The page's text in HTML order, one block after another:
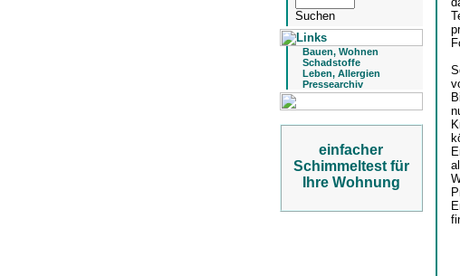
Bauen, Wohnen
Schadstoffe
Leben, Allergien
Pressearchiv
einfacher
Schimmeltest für
Ihre Wohnung